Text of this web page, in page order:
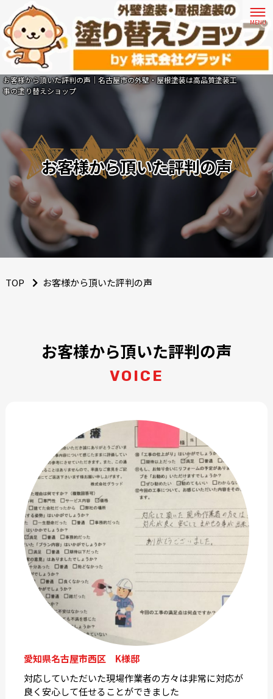
お客様から頂いた評判の声｜名古屋市の外壁・屋根塗装は高品質塗装工
事の塗り替えショップ
お客様から頂いた評判の声
TOP お客様から頂いた評判の声
お客様から頂いた評判の声
VOICE
愛知県名古屋市西区 K様邸
対応していただいた現場作業者の方々は非常に対応が
良く安心して任せることができました